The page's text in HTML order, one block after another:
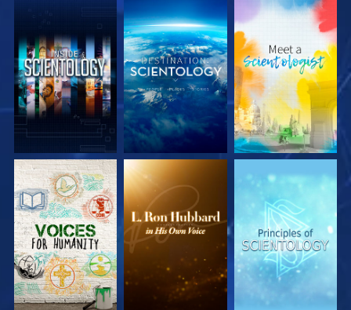
SERIE
ENTDECKEN
SERIE
ENTDECKEN
SERIE
ENTDECKEN